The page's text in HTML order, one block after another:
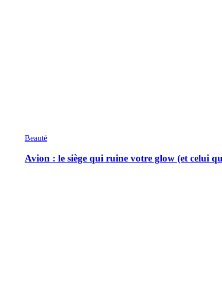
Beauté
Avion : le siège qui ruine votre glow (et celui